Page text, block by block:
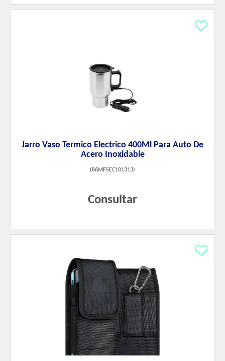
Jarro Vaso Termico Electrico 400Ml Para Auto De
Acero Inoxidable
(86MFSEC101313)
Consultar